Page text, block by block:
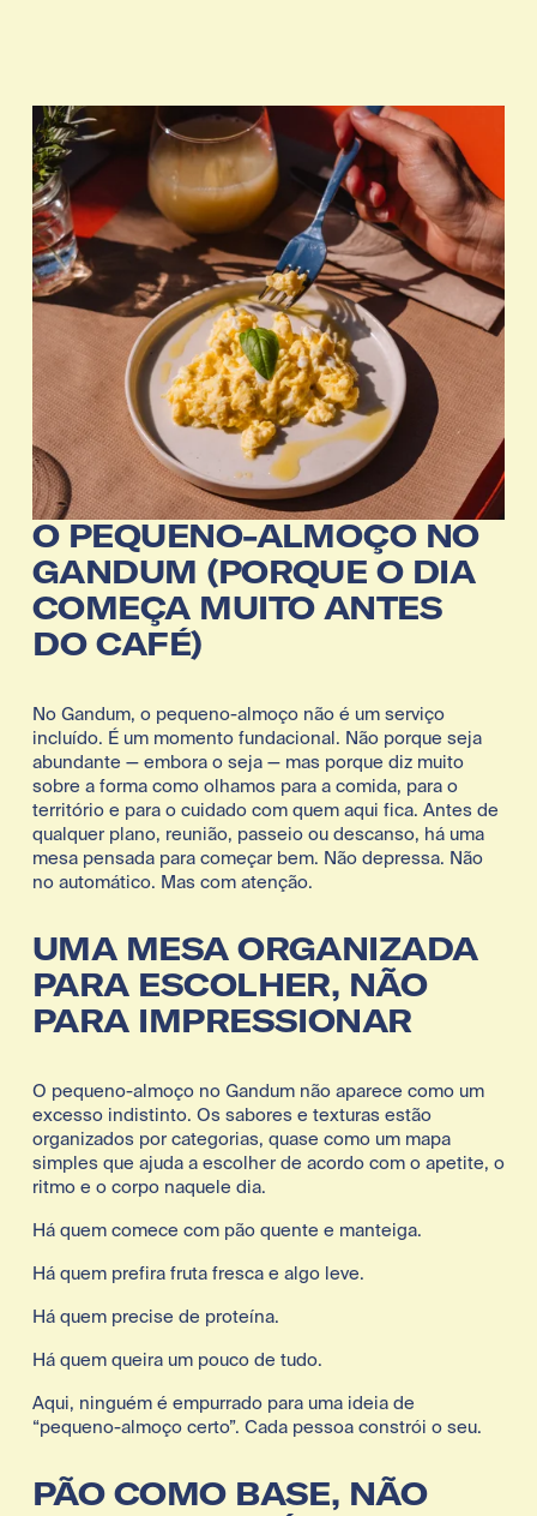
O PEQUENO-ALMOÇO NO
GANDUM (PORQUE O DIA
COMEÇA MUITO ANTES
DO CAFÉ)
No Gandum, o pequeno-almoço não é um serviço
incluído. É um momento fundacional. Não porque seja
abundante — embora o seja — mas porque diz muito
sobre a forma como olhamos para a comida, para o
território e para o cuidado com quem aqui fica. Antes de
qualquer plano, reunião, passeio ou descanso, há uma
mesa pensada para começar bem. Não depressa. Não
no automático. Mas com atenção.
UMA MESA ORGANIZADA
PARA ESCOLHER, NÃO
PARA IMPRESSIONAR
O pequeno-almoço no Gandum não aparece como um
excesso indistinto. Os sabores e texturas estão
organizados por categorias, quase como um mapa
simples que ajuda a escolher de acordo com o apetite, o
ritmo e o corpo naquele dia.
Há quem comece com pão quente e manteiga.
Há quem prefira fruta fresca e algo leve.
Há quem precise de proteína.
Há quem queira um pouco de tudo.
Aqui, ninguém é empurrado para uma ideia de
“pequeno-almoço certo”. Cada pessoa constrói o seu.
PÃO COMO BASE, NÃO